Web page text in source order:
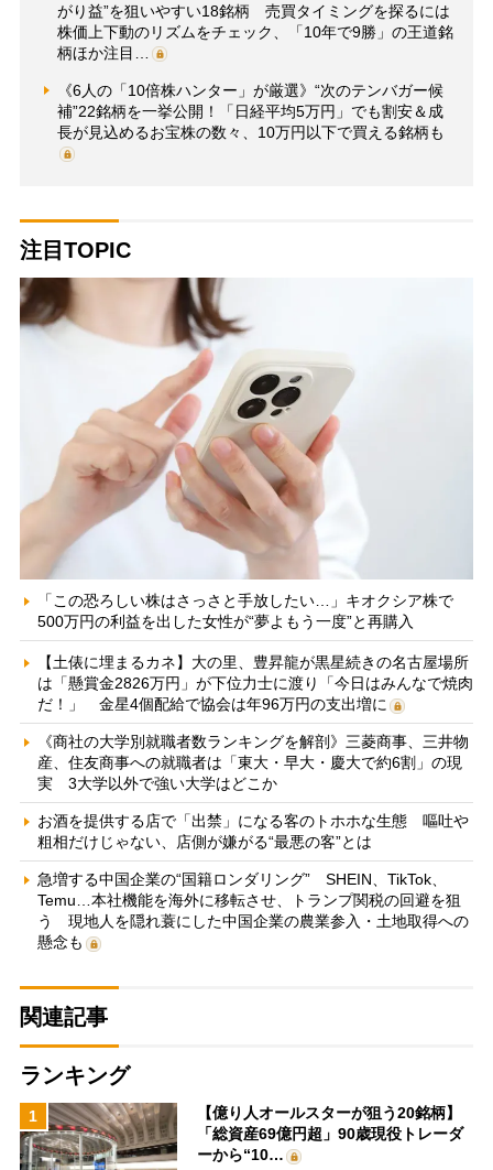
がり益”を狙いやすい18銘柄 売買タイミングを探るには
株価上下動のリズムをチェック、「10年で9勝」の王道銘
柄ほか注目…
《6人の「10倍株ハンター」が厳選》“次のテンバガー候
補”22銘柄を一挙公開！「日経平均5万円」でも割安＆成
長が見込めるお宝株の数々、10万円以下で買える銘柄も
注目TOPIC
「この恐ろしい株はさっさと手放したい…」キオクシア株で
500万円の利益を出した女性が“夢よもう一度”と再購入
【土俵に埋まるカネ】大の里、豊昇龍が黒星続きの名古屋場所
は「懸賞金2826万円」が下位力士に渡り「今日はみんなで焼肉
だ！」 金星4個配給で協会は年96万円の支出増に
《商社の大学別就職者数ランキングを解剖》三菱商事、三井物
産、住友商事への就職者は「東大・早大・慶大で約6割」の現
実 3大学以外で強い大学はどこか
お酒を提供する店で「出禁」になる客のトホホな生態 嘔吐や
粗相だけじゃない、店側が嫌がる“最悪の客”とは
急増する中国企業の“国籍ロンダリング” SHEIN、TikTok、
Temu…本社機能を海外に移転させ、トランプ関税の回避を狙
う 現地人を隠れ蓑にした中国企業の農業参入・土地取得への
懸念も
関連記事
ランキング
1
【億り人オールスターが狙う20銘柄】
「総資産69億円超」90歳現役トレーダ
ーから“10…